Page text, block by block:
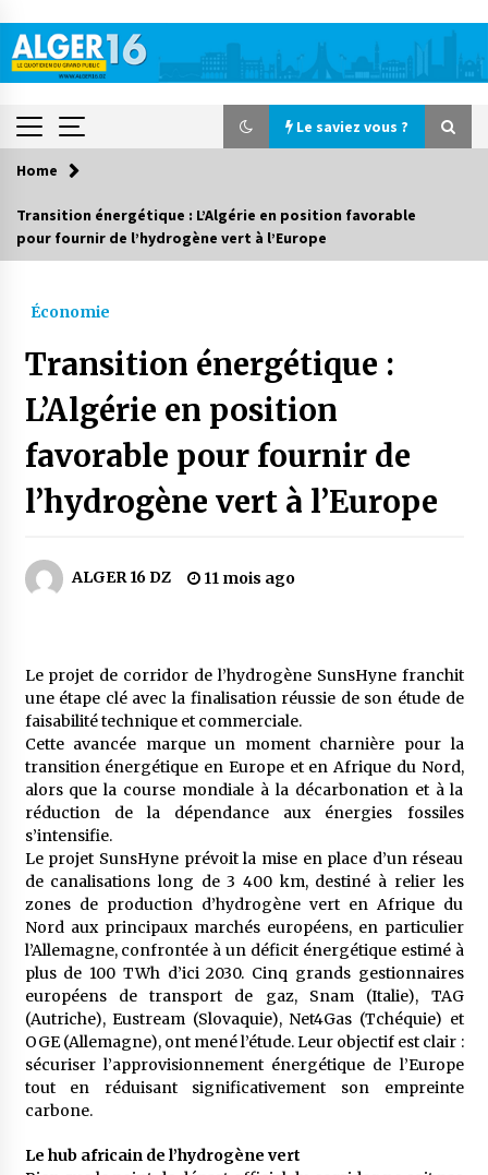
content
Le saviez vous ?
Le saviez vous ?
Accidents de la circulation : 11 décès et 243
Début des camps d’été pour un deuxième
groupe d’enfants autistes
Parking de la Promenade des Sablettes : Mis en
service de bornes automatiques
2 jours ago
ayants droit
officiels sur les réseaux sociaux
1 semaine ago
Droit de change : Le CPA lance une carte VISA
dédiée aux voyages à l’étranger
1 semaine ago
En service à partir du 1er août prochain :
Lancement de la plateforme numérique dédiée
à l’importation
1 semaine ago
Affaires religieuses : Ouverture des
candidatures au concours du Prix national du
meilleur prêche du vendredi
2 semaines ago
Droit à l’affiliation au régime national de
retraite : Coup d’envoi d’une campagne de
sensibilisation au profit de la communauté
Lancement d’une campagne nationale de
Home
Transition énergétique : L’Algérie en position favorable
pour fournir de l’hydrogène vert à l’Europe
Économie
Transition énergétique :
L’Algérie en position
favorable pour fournir de
l’hydrogène vert à l’Europe
ALGER 16 DZ 11 mois ago
Le projet de corridor de l’hydrogène SunsHyne franchit
une étape clé avec la finalisation réussie de son étude de
faisabilité technique et commerciale.
Cette avancée marque un moment charnière pour la
transition énergétique en Europe et en Afrique du Nord,
alors que la course mondiale à la décarbonation et à la
réduction de la dépendance aux énergies fossiles
s’intensifie.
Le projet SunsHyne prévoit la mise en place d’un réseau
de canalisations long de 3 400 km, destiné à relier les
zones de production d’hydrogène vert en Afrique du
Nord aux principaux marchés européens, en particulier
l’Allemagne, confrontée à un déficit énergétique estimé à
plus de 100 TWh d’ici 2030. Cinq grands gestionnaires
européens de transport de gaz, Snam (Italie), TAG
(Autriche), Eustream (Slovaquie), Net4Gas (Tchéquie) et
OGE (Allemagne), ont mené l’étude. Leur objectif est clair :
sécuriser l’approvisionnement énergétique de l’Europe
tout en réduisant significativement son empreinte
carbone.
Le hub africain de l’hydrogène vert